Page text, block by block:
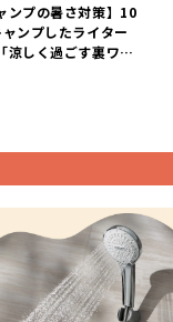
ンプの暑さ対策】10
ンプしたライター
涼しく過ごす裏ワ
果を実感したアイ